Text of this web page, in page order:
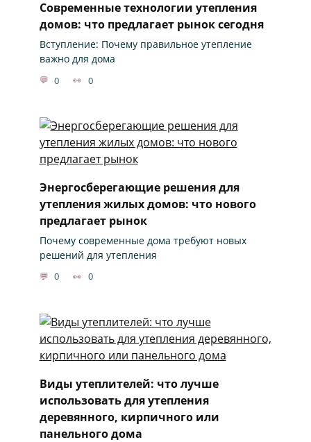
Современные технологии утепления
домов: что предлагает рынок сегодня
Вступление: Почему правильное утепление
важно для дома
0 0
Энергосберегающие решения для
утепления жилых домов: что нового
предлагает рынок
Почему современные дома требуют новых
решений для утепления
0 0
Виды утеплителей: что лучше
использовать для утепления
деревянного, кирпичного или
панельного дома